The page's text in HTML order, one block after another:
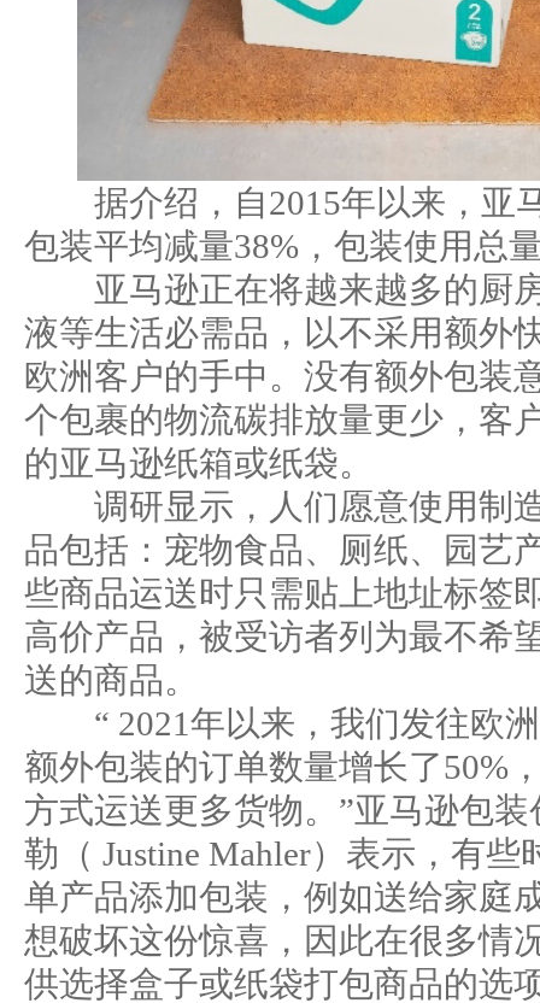
据介绍，自2015年以来，亚
包装平均减量38%，包装使用总
亚马逊正在将越来越多的厨
液等生活必需品，以不采用额外
欧洲客户的手中。没有额外包装
个包裹的物流碳排放量更少，客
的亚马逊纸箱或纸袋。
调研显示，人们愿意使用制
品包括：宠物食品、厕纸、园艺
些商品运送时只需贴上地址标签
高价产品，被受访者列为最不希
送的商品。
“ 2021年以来，我们发往欧洲
额外包装的订单数量增长了50%
方式运送更多货物。”亚马逊包
勒（ Justine Mahler）表示，有
单产品添加包装，例如送给家庭
想破坏这份惊喜，因此在很多情
供选择盒子或纸袋打包商品的选